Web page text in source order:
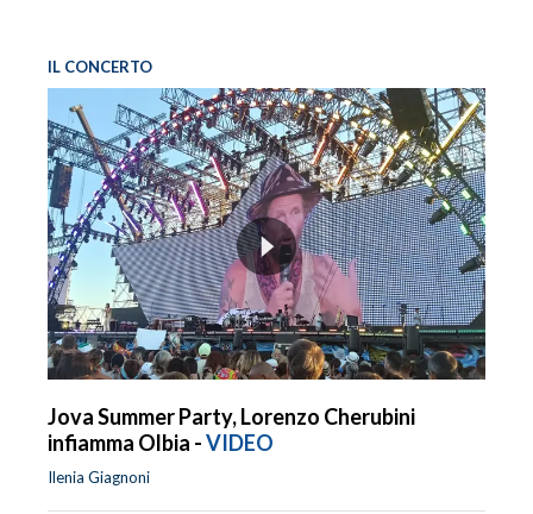
IL CONCERTO
Jova Summer Party, Lorenzo Cherubini
infiamma Olbia -VIDEO
Ilenia Giagnoni